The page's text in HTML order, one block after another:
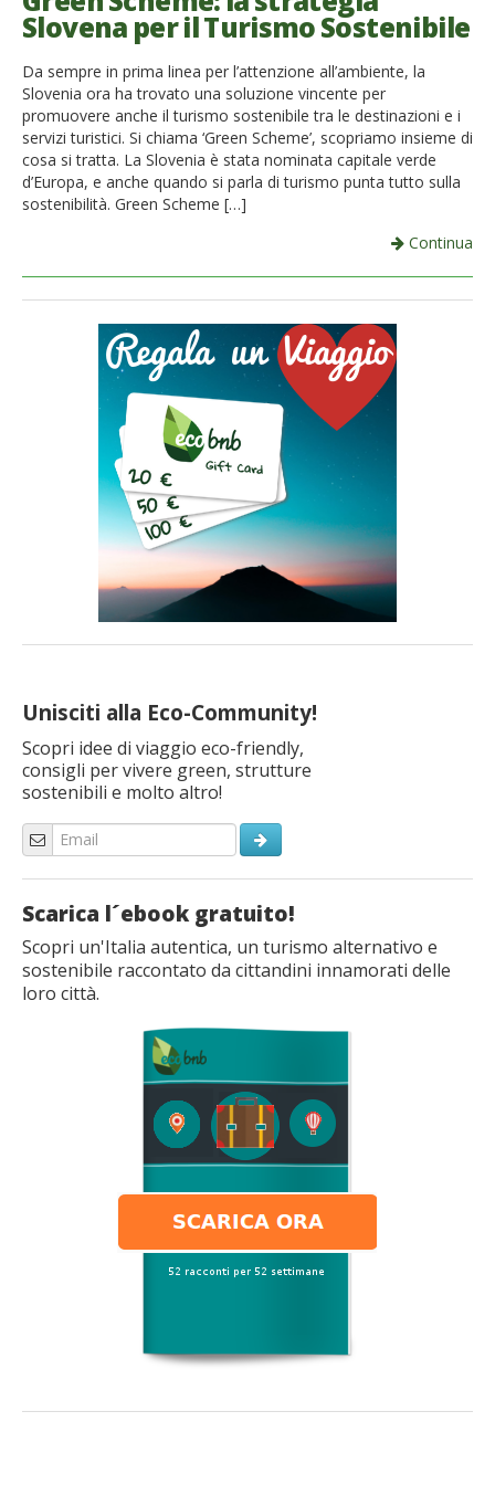
French
Italiano
Slovena per il Turismo Sostenibile
Da sempre in prima linea per l’attenzione all’ambiente, la
Slovenia ora ha trovato una soluzione vincente per
promuovere anche il turismo sostenibile tra le destinazioni e i
servizi turistici. Si chiama ‘Green Scheme’, scopriamo insieme di
cosa si tratta. La Slovenia è stata nominata capitale verde
d’Europa, e anche quando si parla di turismo punta tutto sulla
sostenibilità. Green Scheme […]
Continua
Unisciti alla Eco-Community!
Scopri idee di viaggio eco-friendly,
consigli per vivere green, strutture
sostenibili e molto altro!
Scarica l´ebook gratuito!
Scopri un'Italia autentica, un turismo alternativo e
sostenibile raccontato da cittandini innamorati delle
loro città.